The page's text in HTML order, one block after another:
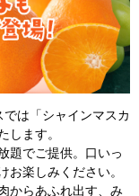
は「シャインマスカ
します。
題でご提供。口いっ
お楽しみください。
からあふれ出す、み